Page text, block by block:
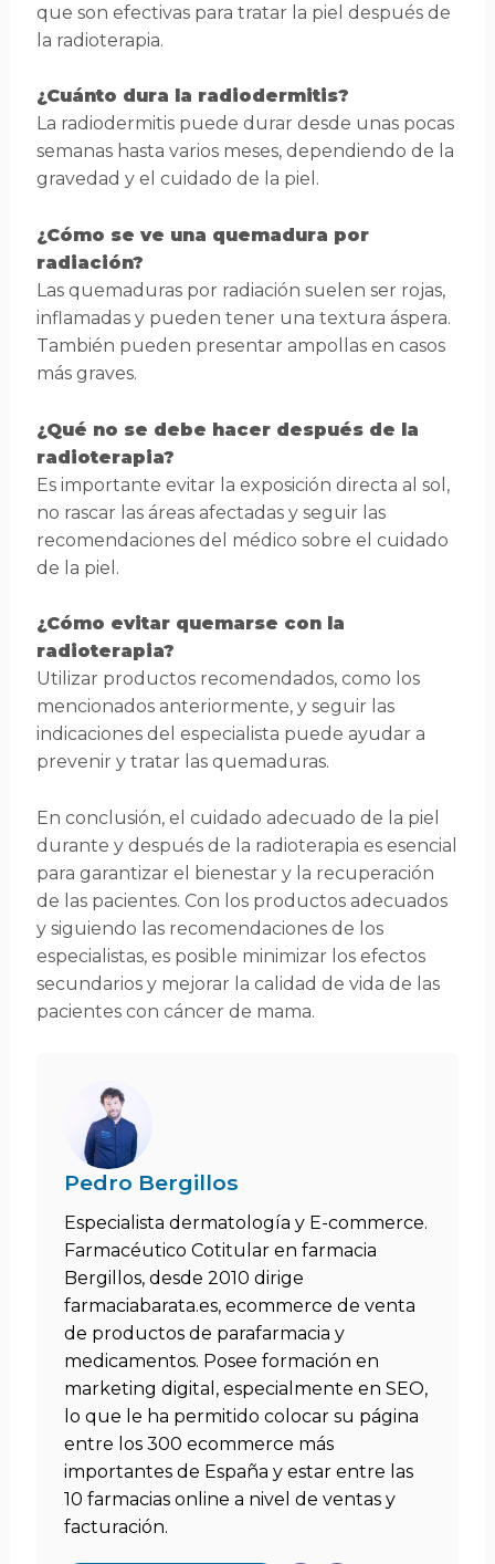
que son efectivas para tratar la piel después de
la radioterapia.
¿Cuánto dura la radiodermitis?
La radiodermitis puede durar desde unas pocas
semanas hasta varios meses, dependiendo de la
gravedad y el cuidado de la piel.
¿Cómo se ve una quemadura por
radiación?
Las quemaduras por radiación suelen ser rojas,
inflamadas y pueden tener una textura áspera.
También pueden presentar ampollas en casos
más graves.
¿Qué no se debe hacer después de la
radioterapia?
Es importante evitar la exposición directa al sol,
no rascar las áreas afectadas y seguir las
recomendaciones del médico sobre el cuidado
de la piel.
¿Cómo evitar quemarse con la
radioterapia?
Utilizar productos recomendados, como los
mencionados anteriormente, y seguir las
indicaciones del especialista puede ayudar a
prevenir y tratar las quemaduras.
En conclusión, el cuidado adecuado de la piel
durante y después de la radioterapia es esencial
para garantizar el bienestar y la recuperación
de las pacientes. Con los productos adecuados
y siguiendo las recomendaciones de los
especialistas, es posible minimizar los efectos
secundarios y mejorar la calidad de vida de las
pacientes con cáncer de mama.
Pedro Bergillos
Especialista dermatología y E-commerce.
Farmacéutico Cotitular en farmacia
Bergillos, desde 2010 dirige
farmaciabarata.es, ecommerce de venta
de productos de parafarmacia y
medicamentos. Posee formación en
marketing digital, especialmente en SEO,
lo que le ha permitido colocar su página
entre los 300 ecommerce más
importantes de España y estar entre las
10 farmacias online a nivel de ventas y
facturación.